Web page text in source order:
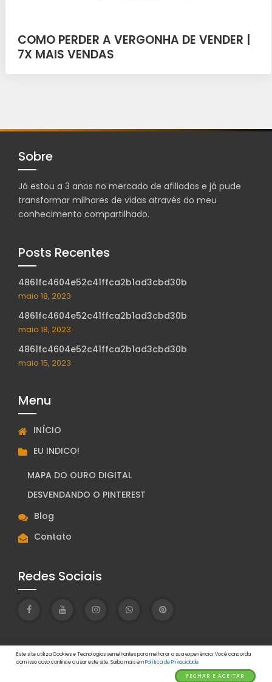
COMO PERDER A VERGONHA DE VENDER |
7X MAIS VENDAS
Sobre
Já estou a 3 anos no mercado de afiliados e já pude
transformar milhares de vidas através do meu
conhecimento compartilhado.
Posts Recentes
4861fc4604e52c41ffca2b1ad3cbd30b
maio 18, 2023
4861fc4604e52c41ffca2b1ad3cbd30b
maio 18, 2023
4861fc4604e52c41ffca2b1ad3cbd30b
maio 15, 2023
Menu
INÍCIO
EU INDICO!
MAPA DO OURO DIGITAL
DESVENDANDO O PINTEREST
Blog
Contato
Redes Sociais
© Renan Souza | 2020 Feito com Wolf WP.
Este site utiliza Cookies e Tecnologias semelhantes para melhorar a sua experiência. Você concorda
com isso caso continue a usar este site. Saiba mais emPolítica de Privacidade.
FECHAR E ACEITAR